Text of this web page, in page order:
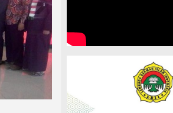
Grup
Kab.
pemilu